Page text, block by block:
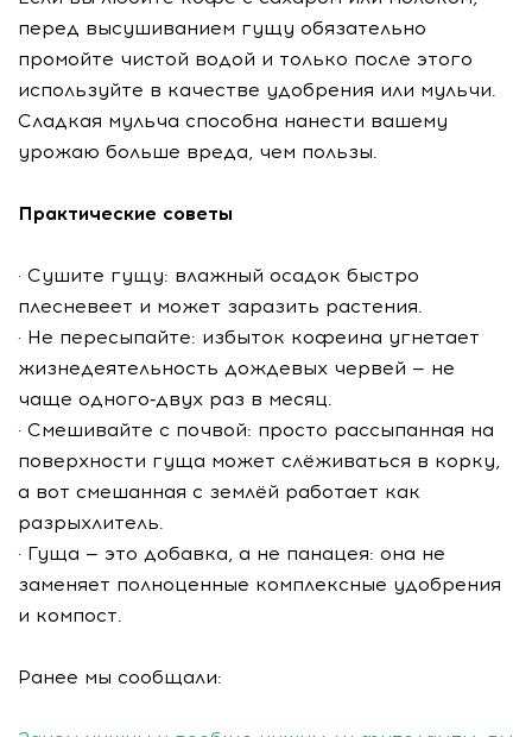
перед высушиванием гущу обязательно
промойте чистой водой и только после этого
используйте в качестве удобрения или мульчи.
Сладкая мульча способна нанести вашему
урожаю больше вреда, чем пользы.
Практические советы
· Сушите гущу: влажный осадок быстро
плесневеет и может заразить растения.
· Не пересыпайте: избыток кофеина угнетает
жизнедеятельность дождевых червей — не
чаще одного‑двух раз в месяц.
· Смешивайте с почвой: просто рассыпанная на
поверхности гуща может слёживаться в корку,
а вот смешанная с землёй работает как
разрыхлитель.
· Гуща — это добавка, а не панацея: она не
заменяет полноценные комплексные удобрения
и компост.
Ранее мы сообщали: